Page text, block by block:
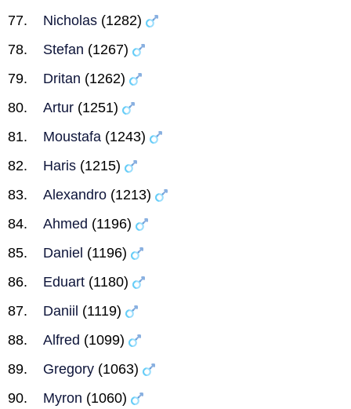
Nicholas (1282)
Stefan (1267)
Dritan (1262)
Artur (1251)
Moustafa (1243)
Haris (1215)
Alexandro (1213)
Ahmed (1196)
Daniel (1196)
Eduart (1180)
Daniil (1119)
Alfred (1099)
Gregory (1063)
Myron (1060)